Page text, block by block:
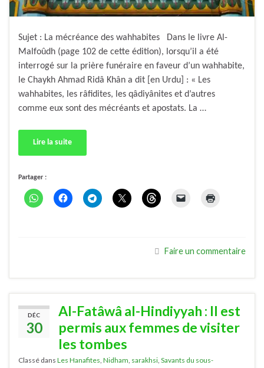
Sujet : La mécréance des wahhabites Dans le livre Al-
Malfoûdh (page 102 de cette édition), lorsqu’il a été
interrogé sur la prière funéraire en faveur d’un wahhabite,
le Chaykh Ahmad Ridâ Khân a dit [en Urdu] : « Les
wahhabites, les râfidites, les qâdiyânites et d’autres
comme eux sont des mécréants et apostats. La …
Lire la suite
Partager :
Faire un commentaire
DÉC
30
Al-Fatâwâ al-Hindiyyah : Il est
permis aux femmes de visiter
les tombes
Classé dans Les Hanafites Nidham sarakhsi Savants du sous-